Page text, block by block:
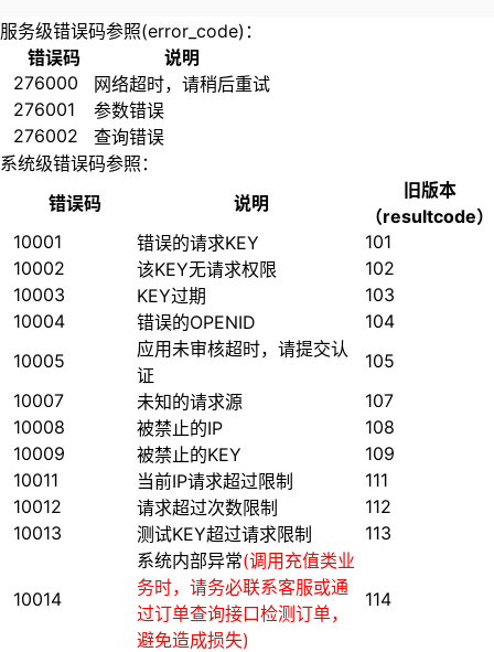
服务级错误码参照(error_code)：
错误码
说明
276000
网络超时，请稍后重试
276001
参数错误
276002
查询错误
系统级错误码参照：
错误码
说明
旧版本
（resultcode）
10001
错误的请求KEY
101
10002
该KEY无请求权限
102
10003
KEY过期
103
10004
错误的OPENID
104
10005
应用未审核超时，请提交认
证
105
10007
未知的请求源
107
10008
被禁止的IP
108
10009
被禁止的KEY
109
10011
当前IP请求超过限制
111
10012
请求超过次数限制
112
10013
测试KEY超过请求限制 113
10014
系统内部异常(调用充值类业
务时，请务必联系客服或通
过订单查询接口检测订单，
避免造成损失)
114